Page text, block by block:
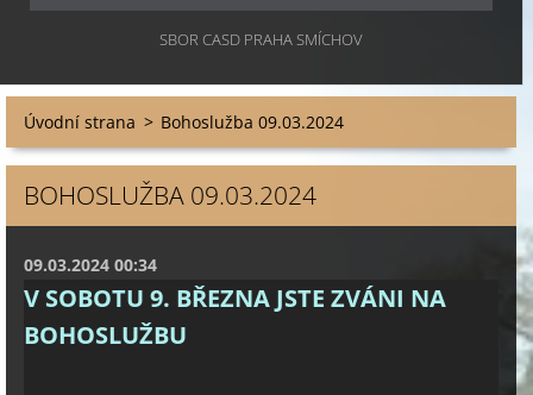
SBOR CASD PRAHA SMÍCHOV
Úvodní strana > Bohoslužba 09.03.2024
BOHOSLUŽBA 09.03.2024
09.03.2024 00:34
V SOBOTU 9. BŘEZNA JSTE ZVÁNI NA
BOHOSLUŽBU